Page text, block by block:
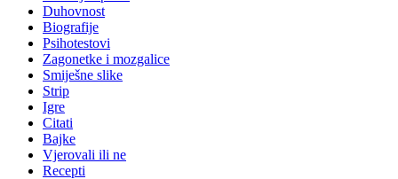
Duhovnost
Biografije
Psihotestovi
Zagonetke i mozgalice
Smiješne slike
Strip
Igre
Citati
Bajke
Vjerovali ili ne
Recepti